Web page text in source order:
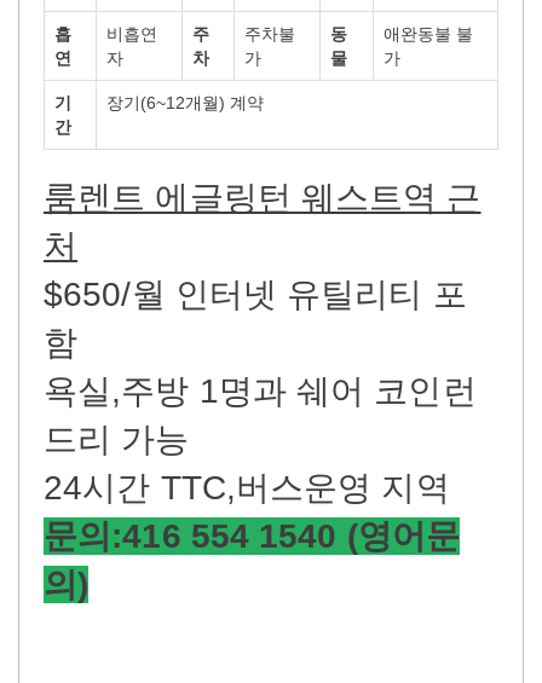
흡
연
비흡연
자
주
차
주차불
가
동
물
애완동불 불
가
기
간
장기(6~12개월) 계약
룸렌트 에글링턴 웨스트역 근
처
$650/월 인터넷 유틸리티 포
함
욕실,주방 1명과 쉐어 코인런
드리 가능
24시간 TTC,버스운영 지역
문의:416 554 1540 (영어문
의)